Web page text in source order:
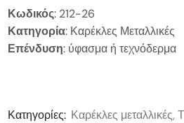
Κωδικός: 212-26
Κατηγορία: Καρέκλες Μεταλλικές
Επένδυση: ύφασμα ή τεχνόδερμα
Κατηγορίες: Καρέκλες μεταλλικές,